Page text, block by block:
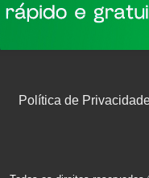
Política de